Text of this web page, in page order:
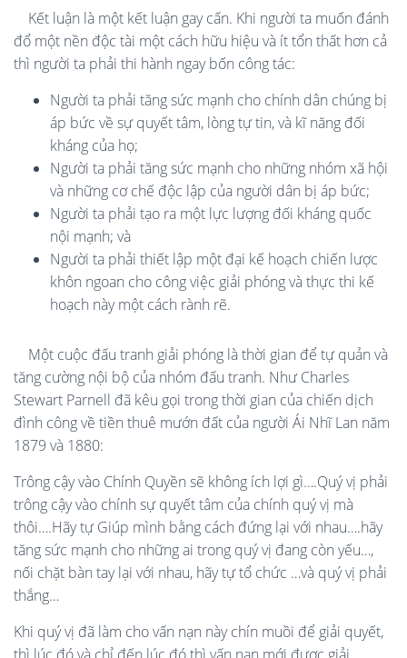
Kết luận là một kết luận gay cấn. Khi người ta muốn đánh
đổ một nền độc tài một cách hữu hiệu và ít tổn thất hơn cả
thì người ta phải thi hành ngay bốn công tác:
Người ta phải tăng sức mạnh cho chính dân chúng bị
áp bức về sự quyết tâm, lòng tự tin, và kĩ năng đối
kháng của họ;
Người ta phải tăng sức mạnh cho những nhóm xã hội
và những cơ chế độc lập của người dân bị áp bức;
Người ta phải tạo ra một lực lượng đối kháng quốc
nội mạnh; và
Người ta phải thiết lập một đại kế hoạch chiến lược
khôn ngoan cho công việc giải phóng và thực thi kế
hoạch này một cách rành rẽ.
Một cuộc đấu tranh giải phóng là thời gian để tự quản và
tăng cường nội bộ của nhóm đấu tranh. Như Charles
Stewart Parnell đã kêu gọi trong thời gian của chiến dịch
đình công về tiền thuê mướn đất của người Ái Nhĩ Lan năm
1879 và 1880:
Trông cậy vào Chính Quyền sẽ không ích lợi gì….Quý vị phải
trông cậy vào chính sự quyết tâm của chính quý vị mà
thôi….Hãy tự Giúp mình bằng cách đứng lại với nhau….hãy
tăng sức mạnh cho những ai trong quý vị đang còn yếu…,
nối chặt bàn tay lại với nhau, hãy tự tổ chức …và quý vị phải
thắng…
Khi quý vị đã làm cho vấn nạn này chín muồi để giải quyết,